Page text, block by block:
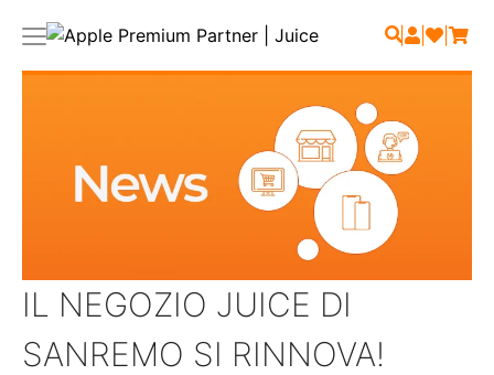
| | |
IL NEGOZIO JUICE DI
SANREMO SI RINNOVA!